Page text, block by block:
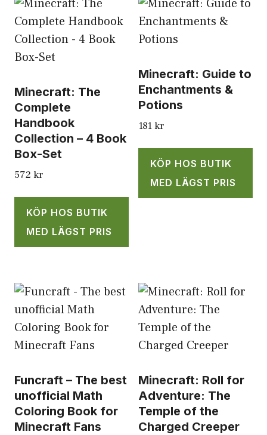
Minecraft: The
Complete
Handbook
Collection – 4 Book
Box-Set
572 kr
KÖP HOS BUTIK
MED LÄGST PRIS
Minecraft: Guide to
Enchantments &
Potions
181 kr
KÖP HOS BUTIK
MED LÄGST PRIS
Funcraft – The best
unofficial Math
Coloring Book for
Minecraft Fans
Minecraft: Roll for
Adventure: The
Temple of the
Charged Creeper